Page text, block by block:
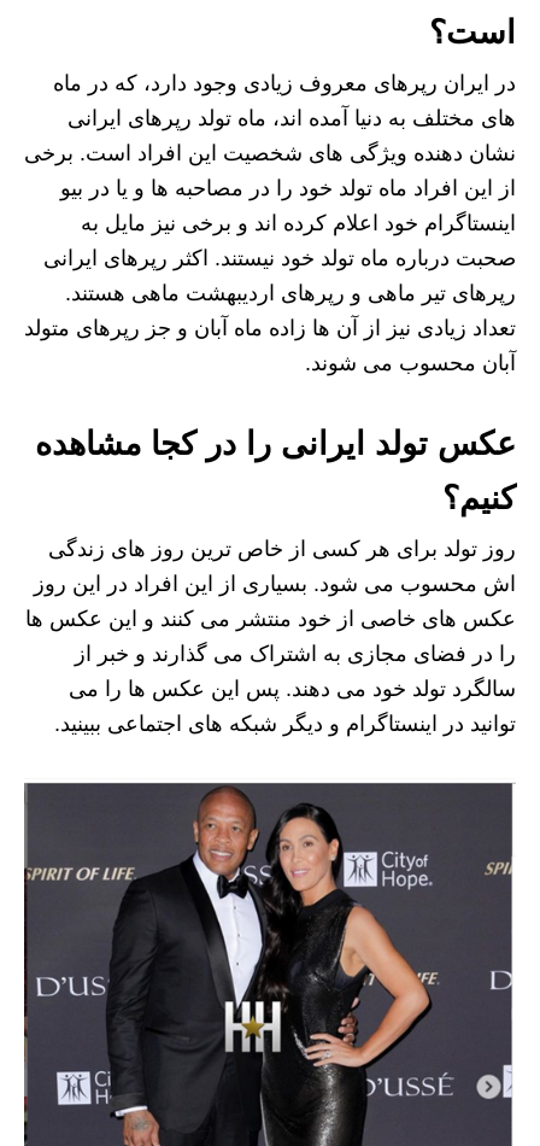
است؟
در ایران رپرهای معروف زیادی وجود دارد، که در ماه
های مختلف به دنیا آمده اند، ماه تولد رپرهای ایرانی
نشان دهنده ویژگی های شخصیت این افراد است. برخی
از این افراد ماه تولد خود را در مصاحبه ها و یا در بیو
اینستاگرام خود اعلام کرده اند و برخی نیز مایل به
صحبت درباره ماه تولد خود نیستند. اکثر رپرهای ایرانی
رپرهای تیر ماهی و رپرهای اردیبهشت ماهی هستند.
تعداد زیادی نیز از آن ها زاده ماه آبان و جز رپرهای متولد
آبان محسوب می شوند.
عکس تولد ایرانی را در کجا مشاهده
کنیم؟
روز تولد برای هر کسی از خاص ترین روز های زندگی‌
اش محسوب می‌ شود. بسیاری از این افراد در این روز
عکس های خاصی از خود منتشر می‌ کنند و این عکس ها
را در فضای مجازی به اشتراک می‌ گذارند و خبر از
سالگرد تولد خود می‌ دهند. پس این عکس ها را می
توانید در اینستاگرام و دیگر شبکه‌ های اجتماعی ببینید.